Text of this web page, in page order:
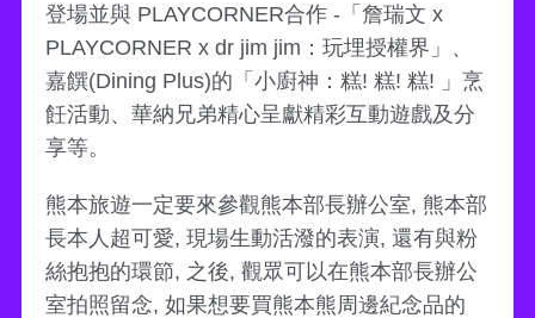
登場並與 PLAYCORNER合作 -「詹瑞文 x
PLAYCORNER x dr jim jim：玩埋授權界」、
嘉饌(Dining Plus)的「小廚神：糕! 糕! 糕! 」烹
飪活動、華納兄弟精心呈獻精彩互動遊戲及分
享等。
熊本旅遊一定要來參觀熊本部長辦公室, 熊本部
長本人超可愛, 現場生動活潑的表演, 還有與粉
絲抱抱的環節, 之後, 觀眾可以在熊本部長辦公
室拍照留念, 如果想要買熊本熊周邊紀念品的